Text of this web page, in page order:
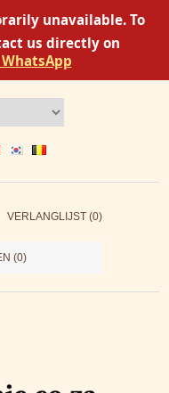
unavailable. To
us directly on
VERLANGLIJST (0)
(0)